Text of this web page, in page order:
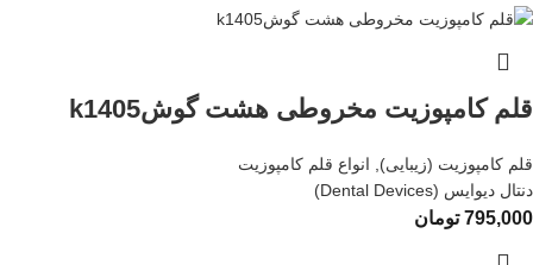
قلم کامپوزیت مخروطی هشت گوشk1405
قلم کامپوزیت (زیبایی)
انواع قلم کامپوزیت
دنتال دیوایس (Dental Devices)
795,000 تومان